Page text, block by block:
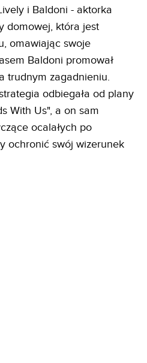
i Baldoni - aktorka
domowej, która jest
omawiając swoje
Baldoni promował
trudnym zagadnieniu.
odbiegała od plany
With Us", a on sam
ocalałych po
ochronić swój wizerunek